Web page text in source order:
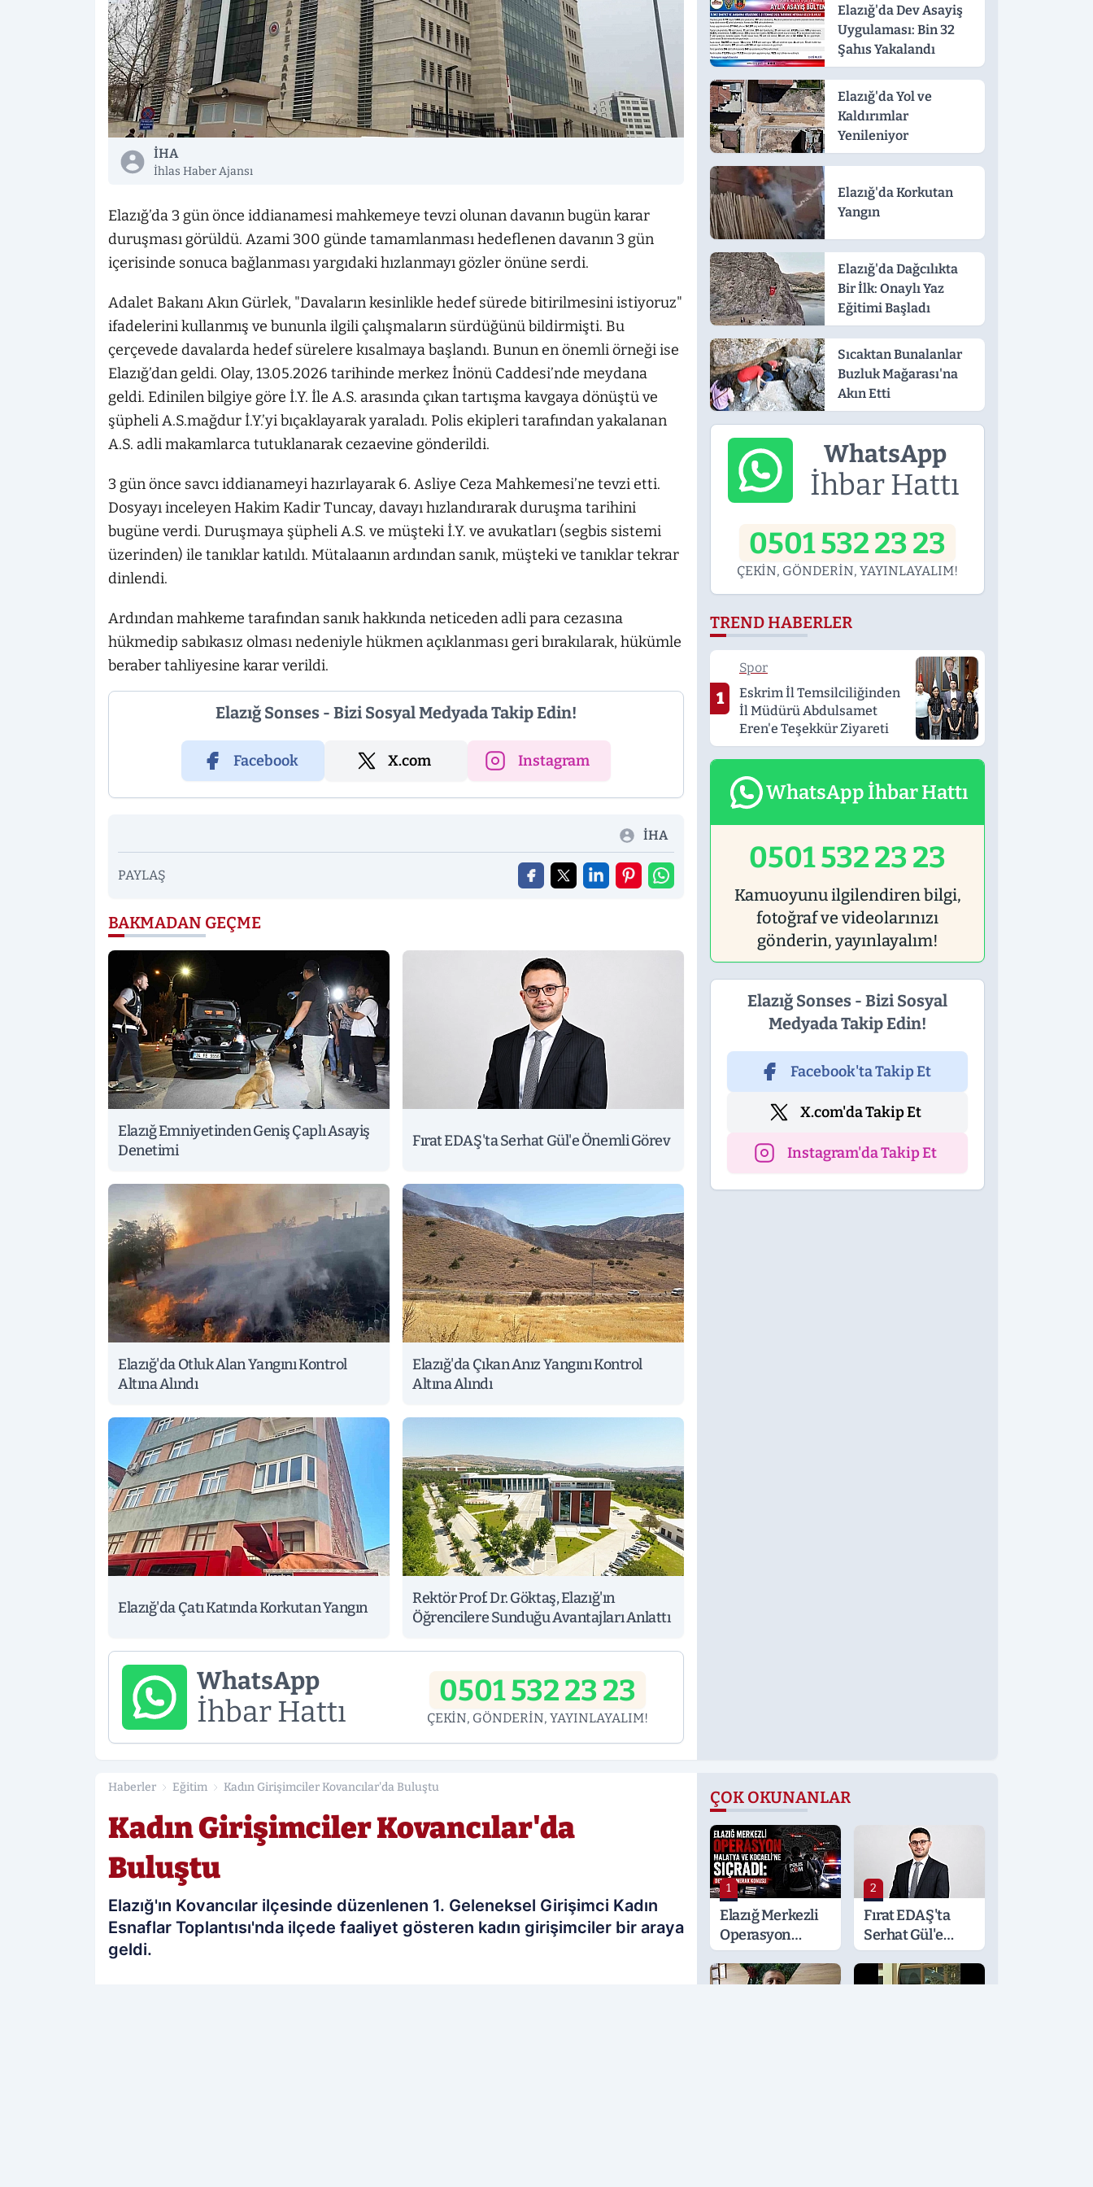
İHA
İhlas Haber Ajansı
Elazığ’da 3 gün önce iddianamesi mahkemeye tevzi olunan davanın bugün karar
duruşması görüldü. Azami 300 günde tamamlanması hedeflenen davanın 3 gün
içerisinde sonuca bağlanması yargıdaki hızlanmayı gözler önüne serdi.
Adalet Bakanı Akın Gürlek, "Davaların kesinlikle hedef sürede bitirilmesini istiyoruz"
ifadelerini kullanmış ve bununla ilgili çalışmaların sürdüğünü bildirmişti. Bu
çerçevede davalarda hedef sürelere kısalmaya başlandı. Bunun en önemli örneği ise
Elazığ’dan geldi. Olay, 13.05.2026 tarihinde merkez İnönü Caddesi’nde meydana
geldi. Edinilen bilgiye göre İ.Y. İle A.S. arasında çıkan tartışma kavgaya dönüştü ve
şüpheli A.S.mağdur İ.Y.’yi bıçaklayarak yaraladı. Polis ekipleri tarafından yakalanan
A.S. adli makamlarca tutuklanarak cezaevine gönderildi.
3 gün önce savcı iddianameyi hazırlayarak 6. Asliye Ceza Mahkemesi’ne tevzi etti.
Dosyayı inceleyen Hakim Kadir Tuncay, davayı hızlandırarak duruşma tarihini
bugüne verdi. Duruşmaya şüpheli A.S. ve müşteki İ.Y. ve avukatları (segbis sistemi
üzerinden) ile tanıklar katıldı. Mütalaanın ardından sanık, müşteki ve tanıklar tekrar
dinlendi.
Ardından mahkeme tarafından sanık hakkında neticeden adli para cezasına
hükmedip sabıkasız olması nedeniyle hükmen açıklanması geri bırakılarak, hükümle
beraber tahliyesine karar verildi.
Elazığ Sonses - Bizi Sosyal Medyada Takip Edin!
Facebook X.com Instagram
İHA
PAYLAŞ
BAKMADAN GEÇME
Elazığ Emniyetinden Geniş Çaplı Asayiş
Denetimi
Fırat EDAŞ'ta Serhat Gül'e Önemli Görev
Elazığ'da Otluk Alan Yangını Kontrol
Altına Alındı
Elazığ'da Çıkan Anız Yangını Kontrol
Altına Alındı
Elazığ'da Çatı Katında Korkutan Yangın
Rektör Prof. Dr. Göktaş, Elazığ'ın
Öğrencilere Sunduğu Avantajları Anlattı
WhatsApp
İhbar Hattı
0501 532 23 23
ÇEKİN, GÖNDERİN, YAYINLAYALIM!
Elazığ'da Dev Asayiş
Uygulaması: Bin 32
Şahıs Yakalandı
Elazığ'da Yol ve
Kaldırımlar
Yenileniyor
Elazığ'da Korkutan
Yangın
Elazığ'da Dağcılıkta
Bir İlk: Onaylı Yaz
Eğitimi Başladı
Sıcaktan Bunalanlar
Buzluk Mağarası'na
Akın Etti
WhatsApp
İhbar Hattı
0501 532 23 23
ÇEKİN, GÖNDERİN, YAYINLAYALIM!
TREND HABERLER
1
Spor
Eskrim İl Temsilciliğinden
İl Müdürü Abdulsamet
Eren'e Teşekkür Ziyareti
WhatsApp İhbar Hattı
0501 532 23 23
Kamuoyunu ilgilendiren bilgi,
fotoğraf ve videolarınızı
gönderin, yayınlayalım!
Elazığ Sonses - Bizi Sosyal
Medyada Takip Edin!
Facebook'ta Takip Et
X.com'da Takip Et
Instagram'da Takip Et
Haberler Eğitim Kadın Girişimciler Kovancılar'da Buluştu
Kadın Girişimciler Kovancılar'da
Buluştu
Elazığ'ın Kovancılar ilçesinde düzenlenen 1. Geleneksel Girişimci Kadın
Esnaflar Toplantısı'nda ilçede faaliyet gösteren kadın girişimciler bir araya
geldi.
ÇOK OKUNANLAR
1
Elazığ Merkezli
Operasyon
Malatya ve
Kocaeli’ne
2
Fırat EDAŞ'ta
Serhat Gül'e
Önemli Görev